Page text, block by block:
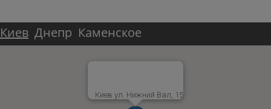
Киев Днепр Каменское
Киев ул. Нижний Вал, 15